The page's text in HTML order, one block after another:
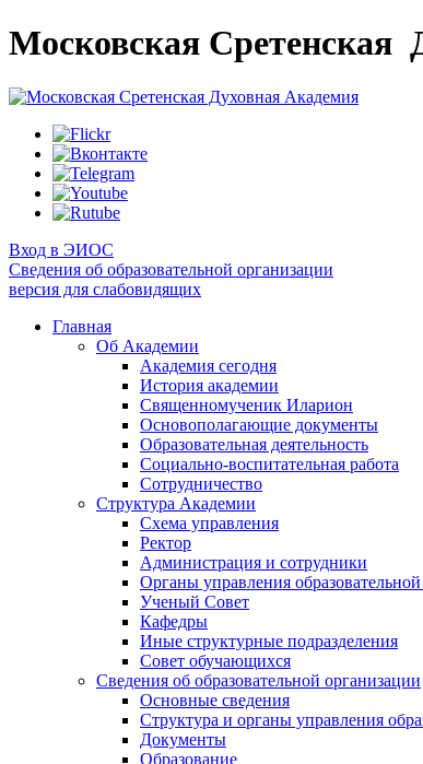
Московская Сретенская
Вход в ЭИОС
Сведения об образовательной организации
версия для слабовидящих
Главная
Об Академии
Академия сегодня
История академии
Священномученик Иларион
Основополагающие документы
Образовательная деятельность
Социально-воспитательная работа
Сотрудничество
Структура Академии
Схема управления
Ректор
Администрация и сотрудники
Органы управления
Ученый Совет
Кафедры
Иные структурные подразделения
Совет обучающихся
Сведения об образовательной организации
Основные сведения
Структура и органы управления
Документы
Образование